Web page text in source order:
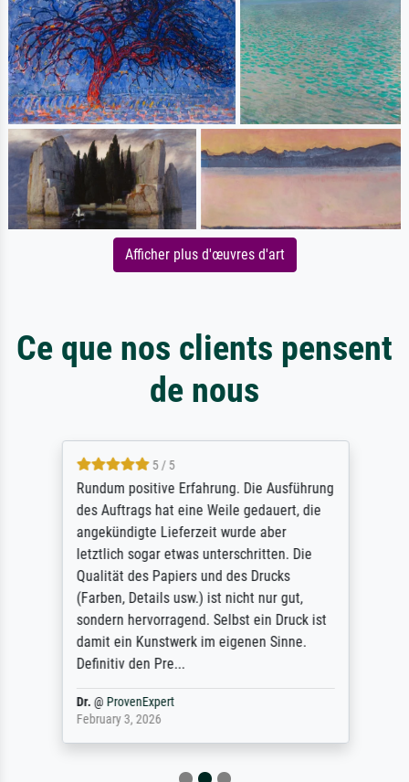
Afficher plus d'œuvres d'art
Ce que nos clients pensent
de nous
5 / 5
Rundum positive Erfahrung. Die Ausführung
des Auftrags hat eine Weile gedauert, die
angekündigte Lieferzeit wurde aber
letztlich sogar etwas unterschritten. Die
Qualität des Papiers und des Drucks
(Farben, Details usw.) ist nicht nur gut,
sondern hervorragend. Selbst ein Druck ist
damit ein Kunstwerk im eigenen Sinne.
Definitiv den Pre...
Dr.@ ProvenExpert
February 3, 2026